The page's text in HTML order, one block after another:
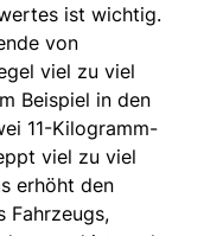
ist wichtig.
von
viel zu viel
Beispiel in den
11-Kilogramm-
viel zu viel
erhöht den
Fahrzeugs,